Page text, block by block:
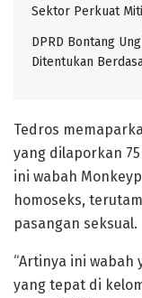
Sektor Perkuat
DPRD Bontang
Ditentukan
Tedros
yang dilaporkan
ini wabah
homoseks,
pasangan seksual.
“Artinya ini
yang tepat di